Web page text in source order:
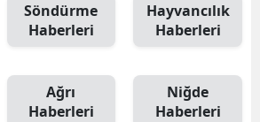
Söndürme
Haberleri
Hayvancılık
Haberleri
Ağrı
Haberleri
Niğde
Haberleri